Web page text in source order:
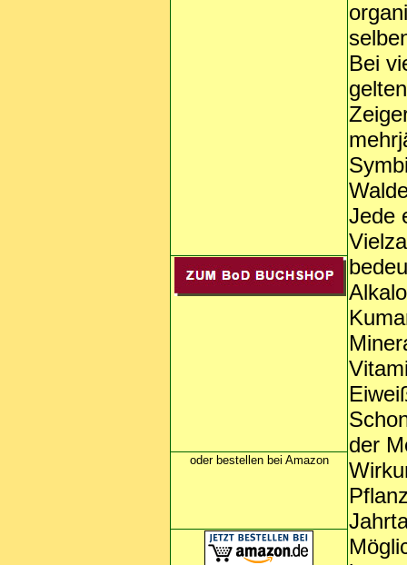
Bei
Jede
der
oder bestellen bei Amazon